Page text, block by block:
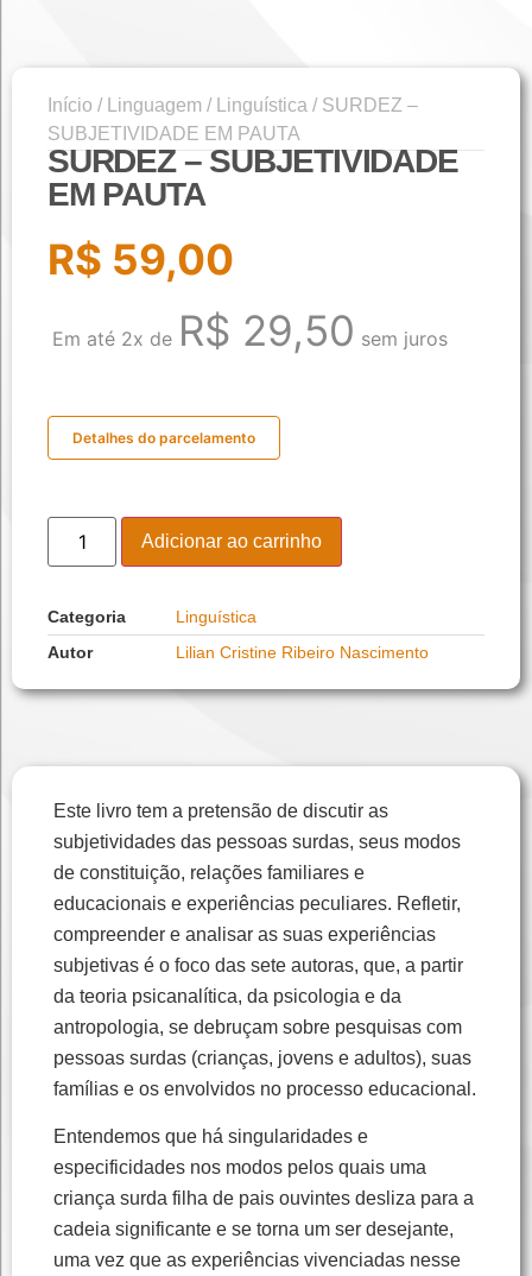
Início / Linguagem / Linguística / SURDEZ –
SUBJETIVIDADE EM PAUTA
SURDEZ – SUBJETIVIDADE
EM PAUTA
R$ 59,00
Em até 2x de R$ 29,50 sem juros
Detalhes do parcelamento
Adicionar ao carrinho
Categoria
Linguística
Autor
Lilian Cristine Ribeiro Nascimento
Este livro tem a pretensão de discutir as
subjetividades das pessoas surdas, seus modos
de constituição, relações familiares e
educacionais e experiências peculiares. Refletir,
compreender e analisar as suas experiências
subjetivas é o foco das sete autoras, que, a partir
da teoria psicanalítica, da psicologia e da
antropologia, se debruçam sobre pesquisas com
pessoas surdas (crianças, jovens e adultos), suas
famílias e os envolvidos no processo educacional.
Entendemos que há singularidades e
especificidades nos modos pelos quais uma
criança surda filha de pais ouvintes desliza para a
cadeia significante e se torna um ser desejante,
uma vez que as experiências vivenciadas nesse